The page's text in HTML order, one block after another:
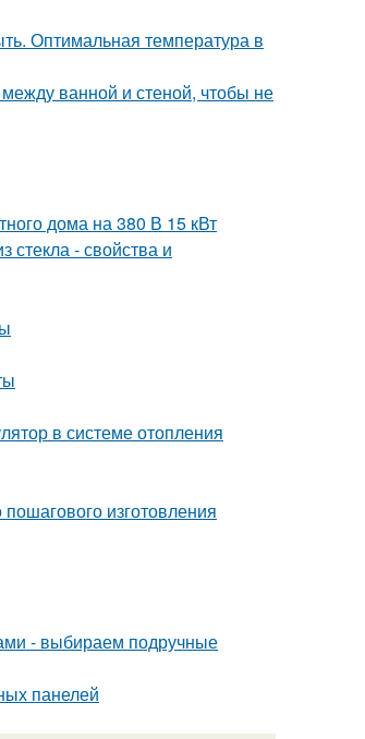
Оптимальная температура в
ванной и стеной, чтобы не
дома на 380 В 15 кВт
стекла - свойства и
в системе отопления
изготовления
- выбираем подручные
панелей